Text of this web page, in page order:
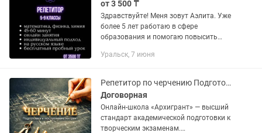
от 3 500 ₸
Здравствуйте! Меня зовут Аэлита. Уже
более 5 лет работаю в сфере
образования и помогаю повысить
подготовиться к экзаменам. ✅
Уральск, 7 июня
Репетитор по черчению Подготовка к поступлению (грант)
Договорная
Онлайн-школа «Архигрант» — высший
стандарт академической подготовки к
творческим экзаменам.